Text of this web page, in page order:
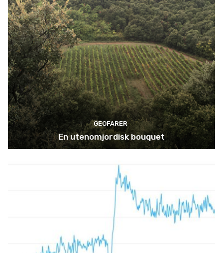
GEOFARER
En utenomjordisk bouquet